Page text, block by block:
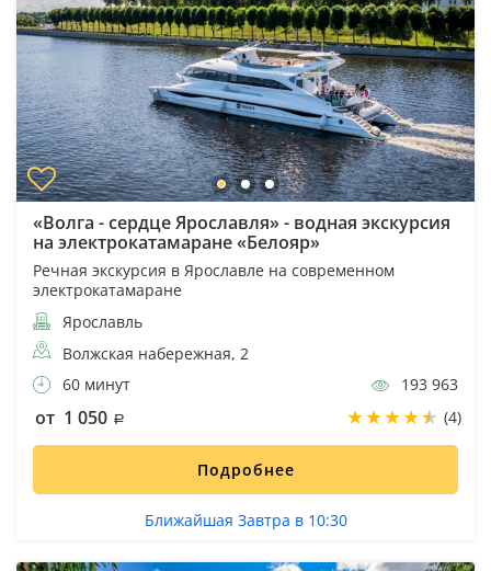
«Волга - сердце Ярославля» - водная экскурсия
на электрокатамаране «Белояр»
Речная экскурсия в Ярославле на современном
электрокатамаране
Ярославль
Волжская набережная, 2
60 минут
193 963
от 1 050 (4)
Подробнее
Ближайшая Завтра в 10:30